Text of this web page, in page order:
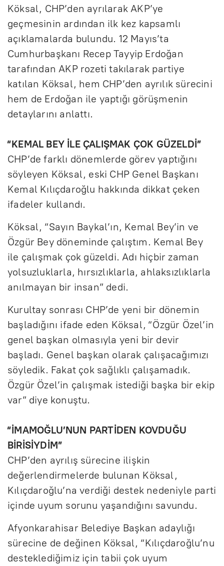
Köksal, CHP’den ayrılarak AKP’ye
geçmesinin ardından ilk kez kapsamlı
açıklamalarda bulundu. 12 Mayıs’ta
Cumhurbaşkanı Recep Tayyip Erdoğan
tarafından AKP rozeti takılarak partiye
katılan Köksal, hem CHP’den ayrılık sürecini
hem de Erdoğan ile yaptığı görüşmenin
detaylarını anlattı.
“KEMAL BEY İLE ÇALIŞMAK ÇOK GÜZELDİ”
CHP’de farklı dönemlerde görev yaptığını
söyleyen Köksal, eski CHP Genel Başkanı
Kemal Kılıçdaroğlu hakkında dikkat çeken
ifadeler kullandı.
Köksal, “Sayın Baykal’ın, Kemal Bey’in ve
Özgür Bey döneminde çalıştım. Kemal Bey
ile çalışmak çok güzeldi. Adı hiçbir zaman
yolsuzluklarla, hırsızlıklarla, ahlaksızlıklarla
anılmayan bir insan” dedi.
Kurultay sonrası CHP’de yeni bir dönemin
başladığını ifade eden Köksal, “Özgür Özel’in
genel başkan olmasıyla yeni bir devir
başladı. Genel başkan olarak çalışacağımızı
söyledik. Fakat çok sağlıklı çalışamadık.
Özgür Özel’in çalışmak istediği başka bir ekip
var” diye konuştu.
“İMAMOĞLU’NUN PARTİDEN KOVDUĞU
BİRİSİYDİM”
CHP’den ayrılış sürecine ilişkin
değerlendirmelerde bulunan Köksal,
Kılıçdaroğlu’na verdiği destek nedeniyle parti
içinde uyum sorunu yaşandığını savundu.
Afyonkarahisar Belediye Başkan adaylığı
sürecine de değinen Köksal, “Kılıçdaroğlu’nu
desteklediğimiz için tabii çok uyum